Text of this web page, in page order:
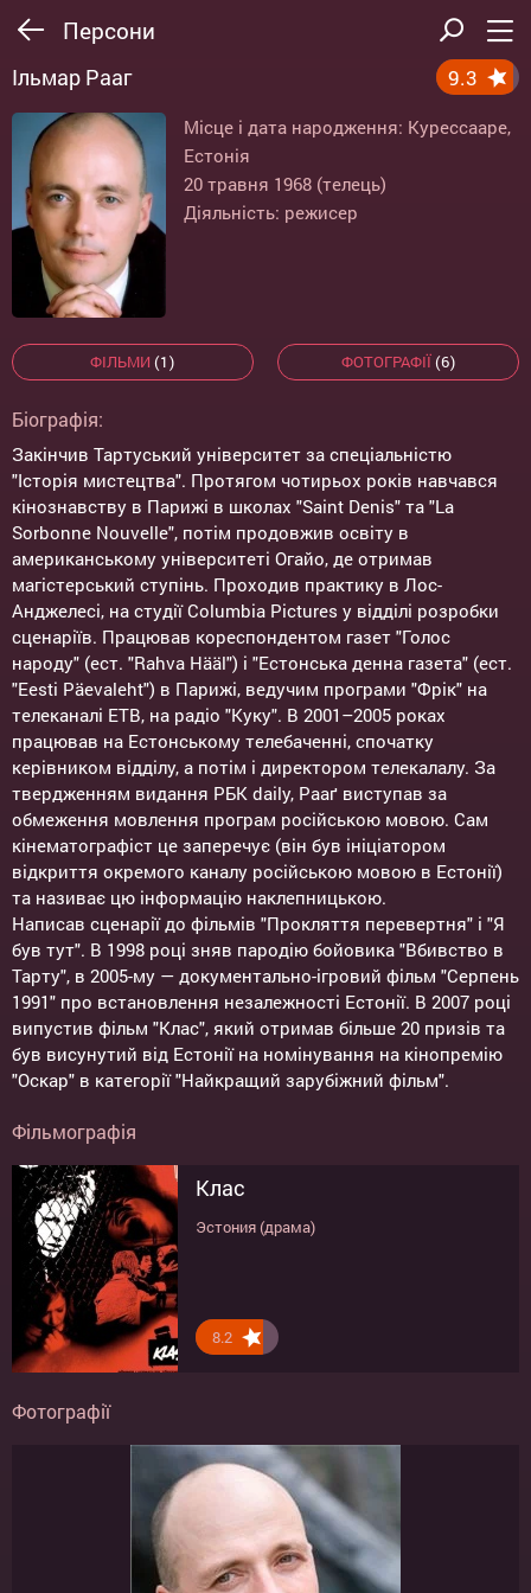
Персони
Ільмар Рааг 9.3
Місце і дата народження: Курессааре,
Естонія
20 травня 1968 (телець)
Діяльність: режисер
ФІЛЬМИ (1) ФОТОГРАФІЇ(6)
Біографія:
Закінчив Тартуський університет за спеціальністю
"Історія мистецтва". Протягом чотирьох років навчався
кінознавству в Парижі в школах "Saint Denis" та "La
Sorbonne Nouvelle", потім продовжив освіту в
американському університеті Огайо, де отримав
магістерський ступінь. Проходив практику в Лос-
Анджелесі, на студії Columbia Pictures у відділі розробки
сценаріїв. Працював кореспондентом газет "Голос
народу" (ест. "Rahva Hääl") і "Естонська денна газета" (ест.
"Eesti Päevaleht") в Парижі, ведучим програми "Фрік" на
телеканалі ЕТВ, на радіо "Куку". В 2001–2005 роках
працював на Естонському телебаченні, спочатку
керівником відділу, а потім і директором телекалалу. За
твердженням видання РБК daily, Рааґ виступав за
обмеження мовлення програм російською мовою. Сам
кінематографіст це заперечує (він був ініціатором
відкриття окремого каналу російською мовою в Естонії)
та називає цю інформацію наклепницькою.
Написав сценарії до фільмів "Прокляття перевертня" і "Я
був тут". В 1998 році зняв пародію бойовика "Вбивство в
Тарту", в 2005-му — документально-ігровий фільм "Серпень
1991" про встановлення незалежності Естонії. В 2007 році
випустив фільм "Клас", який отримав більше 20 призів та
був висунутий від Естонії на номінування на кінопремію
"Оскар" в категорії "Найкращий зарубіжний фільм".
Фільмографія
Клас
Эстония (драма)
8.2
Фотографії